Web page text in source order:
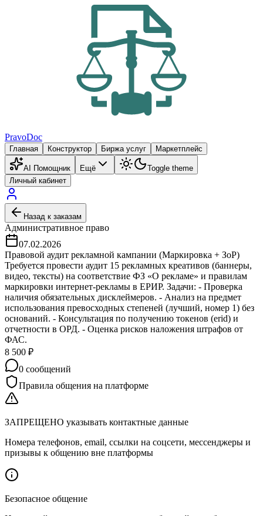
PravoDoc
Главная Конструктор Биржа услуг Маркетплейс
AI Помощник Ещё
Toggle theme
Личный кабинет
Назад к заказам
Административное право
07.02.2026
Правовой аудит рекламной кампании (Маркировка + ЗоР)
Требуется провести аудит 15 рекламных креативов (баннеры,
видео, тексты) на соответствие ФЗ «О рекламе» и правилам
маркировки интернет-рекламы в ЕРИР. Задачи: - Проверка
наличия обязательных дисклеймеров. - Анализ на предмет
использования превосходных степеней (лучший, номер 1) без
оснований. - Консультация по получению токенов (erid) и
отчетности в ОРД. - Оценка рисков наложения штрафов от
ФАС.
8 500 ₽
0 сообщений
Правила общения на платформе
ЗАПРЕЩЕНО указывать контактные данные
Номера телефонов, email, ссылки на соцсети, мессенджеры и
призывы к общению вне платформы
Безопасное общение